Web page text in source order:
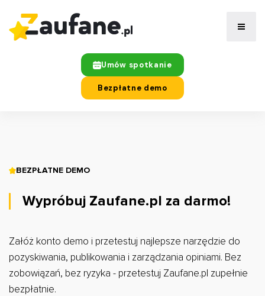
Umów spotkanie
Bezpłatne demo
BEZPŁATNE DEMO
Wypróbuj Zaufane.pl za darmo!
Załóż konto demo i przetestuj najlepsze narzędzie do
pozyskiwania, publikowania i zarządzania opiniami. Bez
zobowiązań, bez ryzyka - przetestuj Zaufane.pl zupełnie
bezpłatnie.